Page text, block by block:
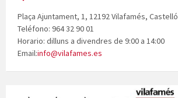
Plaça Ajuntament, 1, 12192 Vilafamés, Castelló
Teléfono: 964 32 90 01
Horario: dilluns a divendres de 9:00 a 14:00
Email:info@vilafames.es